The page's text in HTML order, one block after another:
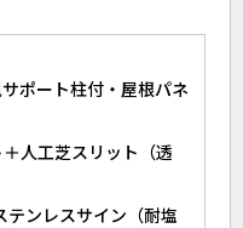
ポート柱付・屋根パネ
人工芝スリット（透
テンレスサイン（耐塩